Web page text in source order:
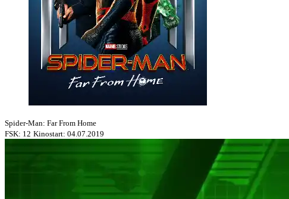
Spider-Man: Far From Home
FSK: 12 Kinostart: 04.07.2019